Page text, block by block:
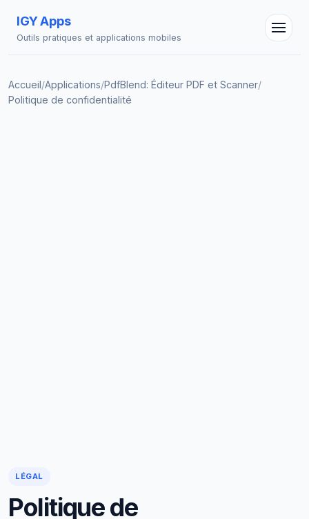
IGY Apps
Outils pratiques et applications mobiles
Accueil/Applications/PdfBlend: Éditeur PDF et Scanner/
Politique de confidentialité
LÉGAL
Politique de